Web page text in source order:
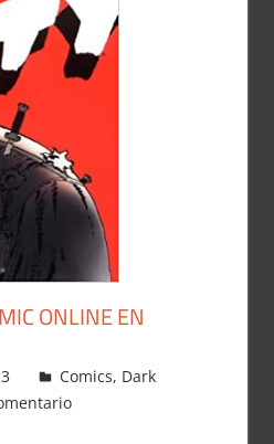
ONLINE EN
Carlitox Banana
Comics, Dark